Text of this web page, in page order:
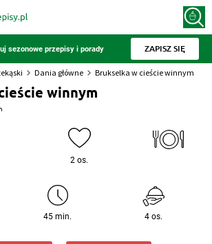
sezonowe przepisy i porady ZAPISZ SIĘ
Dania główne Brukselka w cieście winnym
winnym
2 os.
45 min. 4 os.